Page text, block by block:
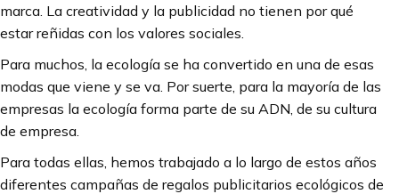
marca. La creatividad y la publicidad no tienen por qué
estar reñidas con los valores sociales.
Para muchos, la ecología se ha convertido en una de esas
modas que viene y se va. Por suerte, para la mayoría de las
empresas la ecología forma parte de su ADN, de su cultura
de empresa.
Para todas ellas, hemos trabajado a lo largo de estos años
diferentes campañas de regalos publicitarios ecológicos de